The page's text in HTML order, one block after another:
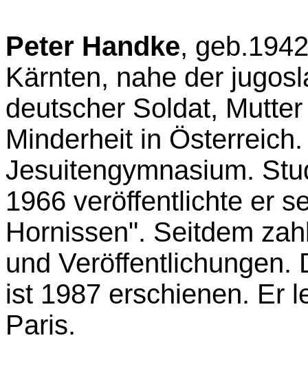
Peter Handke,
Kärnten, nahe der
deutscher Soldat,
Minderheit in
Jesuitengymnasium.
1966 veröffentlichte er
Hornissen". Seitdem
und Veröffentlichungen.
ist 1987 erschienen. Er
Paris.